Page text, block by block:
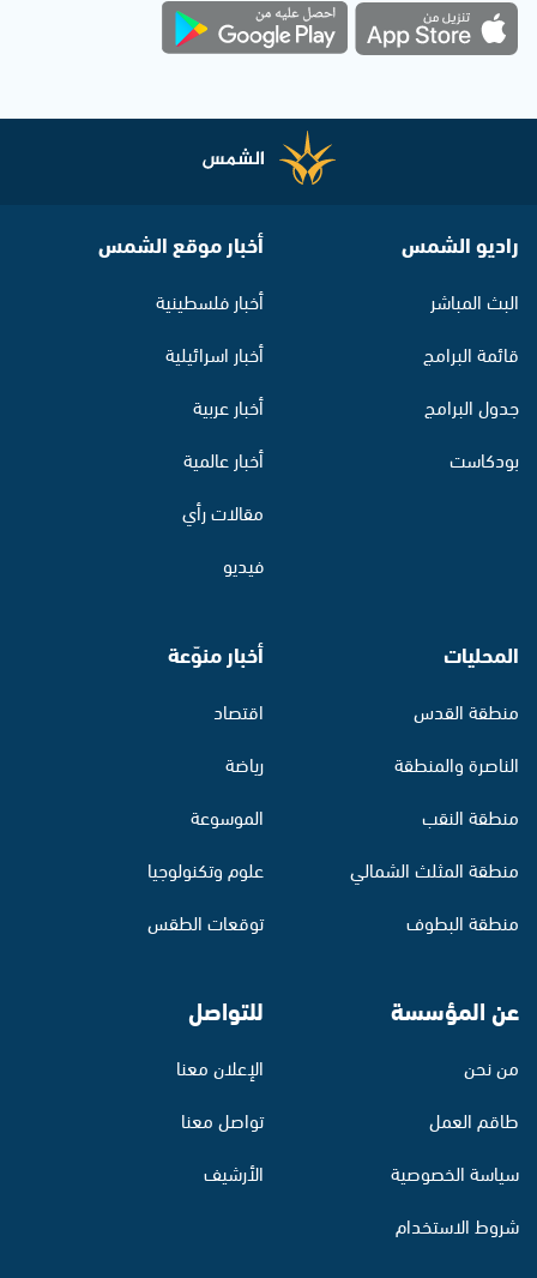
راديو الشمس
البث المباشر
قائمة البرامج
جدول البرامج
بودكاست
أخبار موقع الشمس
أخبار فلسطينية
أخبار اسرائيلية
أخبار عربية
أخبار عالمية
مقالات رأي
فيديو
المحليات
منطقة القدس
الناصرة والمنطقة
منطقة النقب
منطقة المثلث الشمالي
منطقة البطوف
أخبار منوّعة
اقتصاد
رياضة
الموسوعة
علوم وتكنولوجيا
توقعات الطقس
عن المؤسسة
من نحن
طاقم العمل
سياسة الخصوصية
شروط الاستخدام
للتواصل
الإعلان معنا
تواصل معنا
الأرشيف